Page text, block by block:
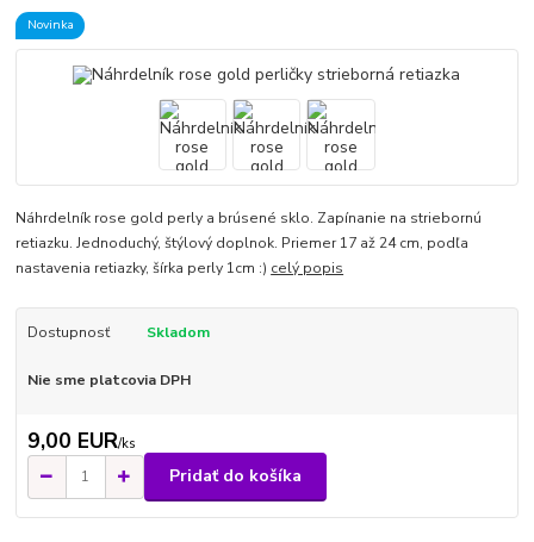
Novinka
Náhrdelník rose gold perly a brúsené sklo. Zapínanie na striebornú
retiazku. Jednoduchý, štýlový doplnok. Priemer 17 až 24 cm, podľa
nastavenia retiazky, šírka perly 1cm :) celý popis
Dostupnosť Skladom
Nie sme platcovia DPH
9,00 EUR/ks
Pridať do košíka